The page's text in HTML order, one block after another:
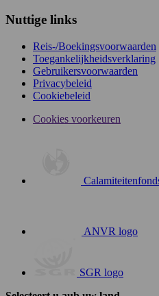
Nuttige links
Reis-/Boekingsvoorwaarden
Toegankelijkheidsverklaring
Gebruikersvoorwaarden
Privacybeleid
Cookiebeleid
Cookies voorkeuren
ANVR logo
SGR logo